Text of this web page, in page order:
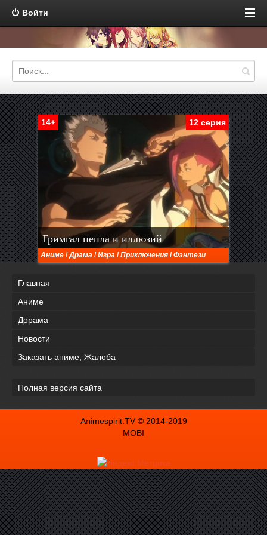
Войти
12 серия
14+
Гримгал пепла и иллюзий
Аниме /Драма /Игра /Приключения /Фэнтези
Главная
Аниме
Дорама
Новости
Заказать аниме, Жалоба
Полная версия сайта
Animespirit.TV © 2014-2019
MOBI